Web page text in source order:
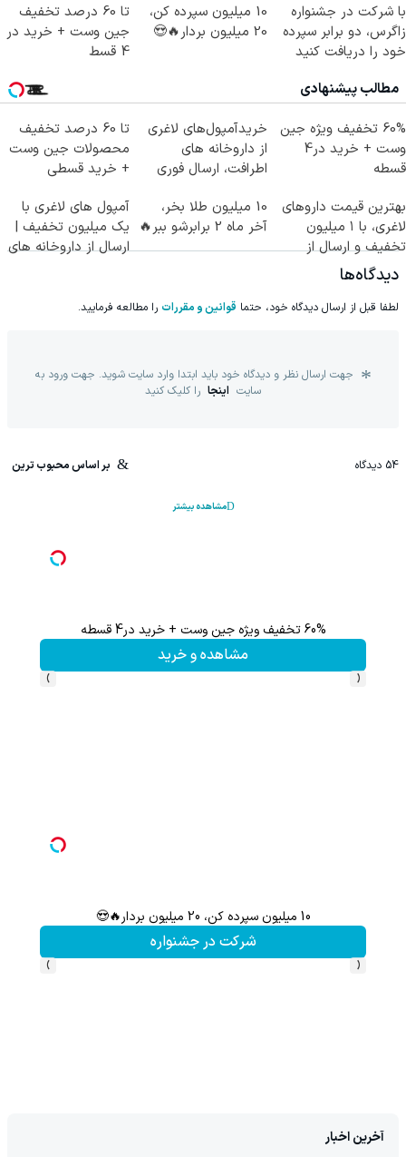
با شرکت در جشنواره
زاگرس، دو برابر سپرده
خود را دریافت کنید
10 میلیون سپرده کن،
20 میلیون بردار🔥😍
تا 60 درصد تخفیف
جین وست + خرید در
4 قسط
مطالب پیشنهادی
60% تخفیف ویژه جین
وست + خرید در4
قسطه
خریدآمپول‌های لاغری
از داروخانه های
اطرافت، ارسال فوری
تا 60 درصد تخفیف
محصولات جین وست
+ خرید قسطی
بهترین قیمت داروهای
لاغری، با ۱ میلیون
تخفیف و ارسال از
داروخانه‌
10 میلیون طلا بخر،
آخر ماه 2 برابرشو ببر🔥
آمپول های لاغری با
یک میلیون تخفیف |
ارسال از داروخانه های
دیدگاه‌ها
لطفا قبل از ارسال دیدگاه خود، حتما قوانین و مقررات را مطالعه فرمایید.
جهت ارسال نظر و دیدگاه خود باید ابتدا وارد سایت شوید. جهت ورود به
سایت اینجا را کلیک کنید
54 دیدگاه بر اساس محبوب ترین
مشاهده بیشتر
60% تخفیف ویژه جین وست + خرید در4 قسطه
مشاهده و خرید
‹
›
10 میلیون سپرده کن، 20 میلیون بردار🔥😍
شرکت در جشنواره
‹
›
آخرین اخبار